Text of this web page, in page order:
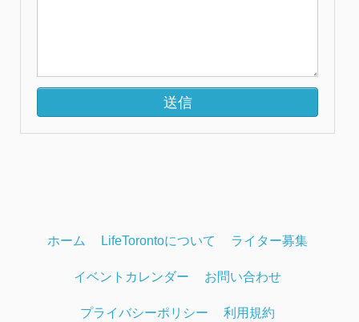
ホーム LifeTorontoについて ライター募集
イベントカレンダー お問い合わせ
プライバシーポリシー 利用規約